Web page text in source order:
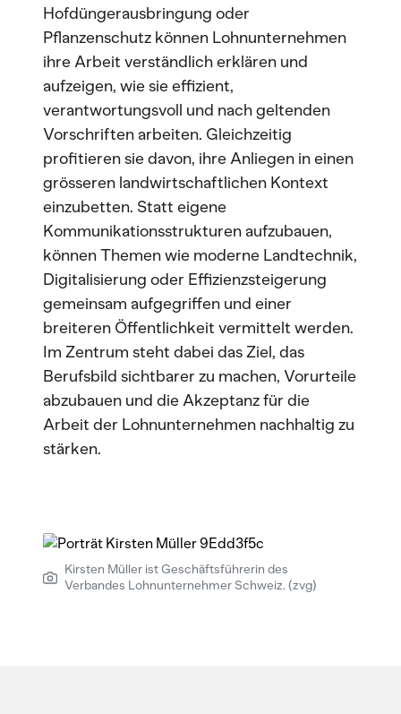
Hofdüngerausbringung oder
Pflanzenschutz können Lohnunternehmen
ihre Arbeit verständlich erklären und
aufzeigen, wie sie effizient,
verantwortungsvoll und nach geltenden
Vorschriften arbeiten. Gleichzeitig
profitieren sie davon, ihre Anliegen in einen
grösseren landwirtschaftlichen Kontext
einzubetten. Statt eigene
Kommunikationsstrukturen aufzubauen,
können Themen wie moderne Landtechnik,
Digitalisierung oder Effizienzsteigerung
gemeinsam aufgegriffen und einer
breiteren Öffentlichkeit vermittelt werden.
Im Zentrum steht dabei das Ziel, das
Berufsbild sichtbarer zu machen, Vorurteile
abzubauen und die Akzeptanz für die
Arbeit der Lohnunternehmen nachhaltig zu
stärken.
Kirsten Müller ist Geschäftsführerin des
Verbandes Lohnunternehmer Schweiz. (zvg)